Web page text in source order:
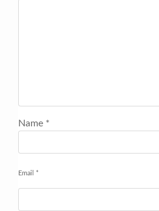
Name *
Email *